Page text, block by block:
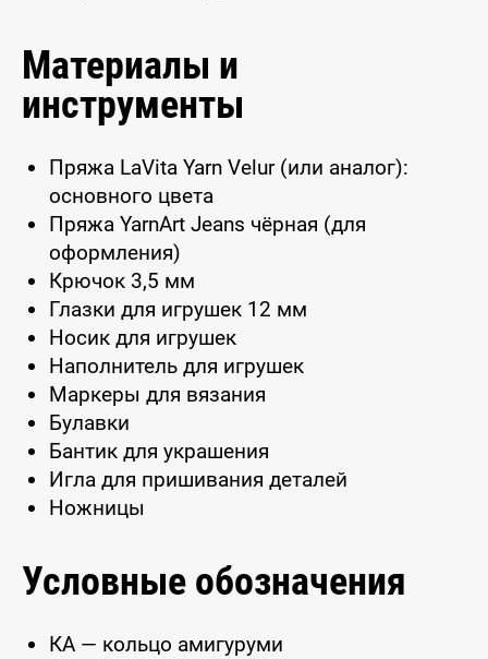
Материалы и
инструменты
Пряжа LaVita Yarn Velur (или аналог):
основного цвета
Пряжа YarnArt Jeans чёрная (для
оформления)
Крючок 3,5 мм
Глазки для игрушек 12 мм
Носик для игрушек
Наполнитель для игрушек
Маркеры для вязания
Булавки
Бантик для украшения
Игла для пришивания деталей
Ножницы
Условные обозначения
КА — кольцо амигуруми